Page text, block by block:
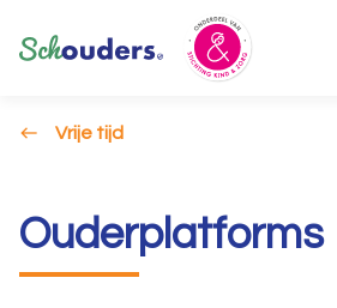
Vrije tijd
Ouderplatforms